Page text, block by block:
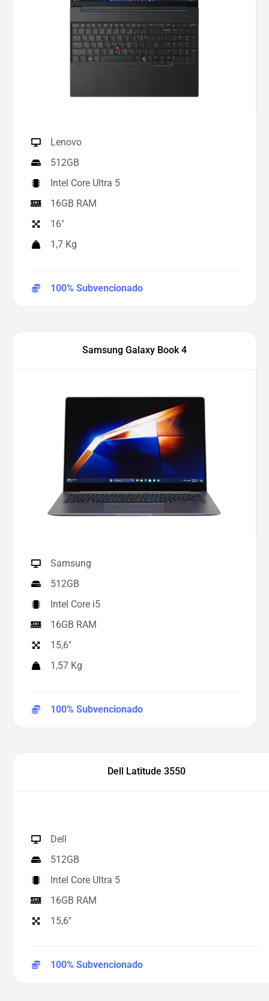
Lenovo
512GB
Intel Core Ultra 5
16GB RAM
16"
1,7 Kg
100% Subvencionado
Samsung Galaxy Book 4
Samsung
512GB
Intel Core i5
16GB RAM
15,6"
1,57 Kg
100% Subvencionado
Dell Latitude 3550
Dell
512GB
Intel Core Ultra 5
16GB RAM
15,6"
100% Subvencionado